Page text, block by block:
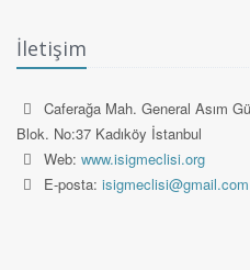
İletişim
Caferağa Mah. General Asım
Blok. No:37 Kadıköy İstanbul
Web: www.isigmeclisi.org
E-posta: isigmeclisi@gmail.com